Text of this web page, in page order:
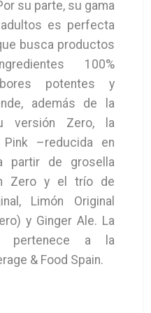
su parte, su gama
es perfecta
busca productos
100%
potentes y
además de la
versión Zero, la
–reducida en
partir de grosella
Zero y el trío de
Limón Original
y Ginger Ale. La
pertenece a la
& Food Spain.